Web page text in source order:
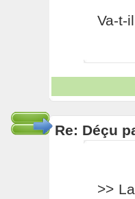
Va-t-
Re: Déçu
>>